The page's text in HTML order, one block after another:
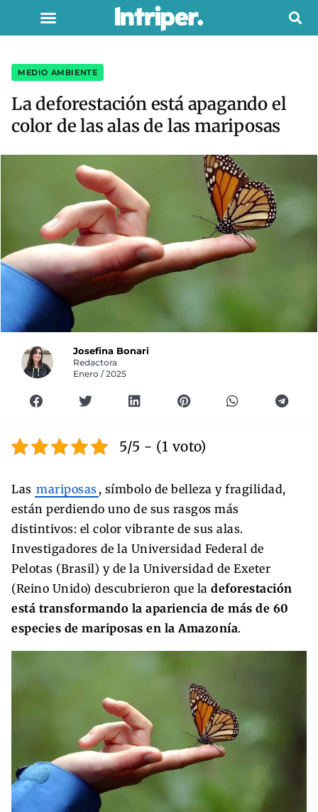
MEDIO AMBIENTE
La deforestación está apagando el
color de las alas de las mariposas
Josefina Bonari
Redactora
Enero / 2025
5/5 - (1 voto)
Las mariposas , símbolo de belleza y fragilidad,
están perdiendo uno de sus rasgos más
distintivos: el color vibrante de sus alas.
Investigadores de la Universidad Federal de
Pelotas (Brasil) y de la Universidad de Exeter
(Reino Unido) descubrieron que la deforestación
está transformando la apariencia de más de 60
especies de mariposas en la Amazonía.